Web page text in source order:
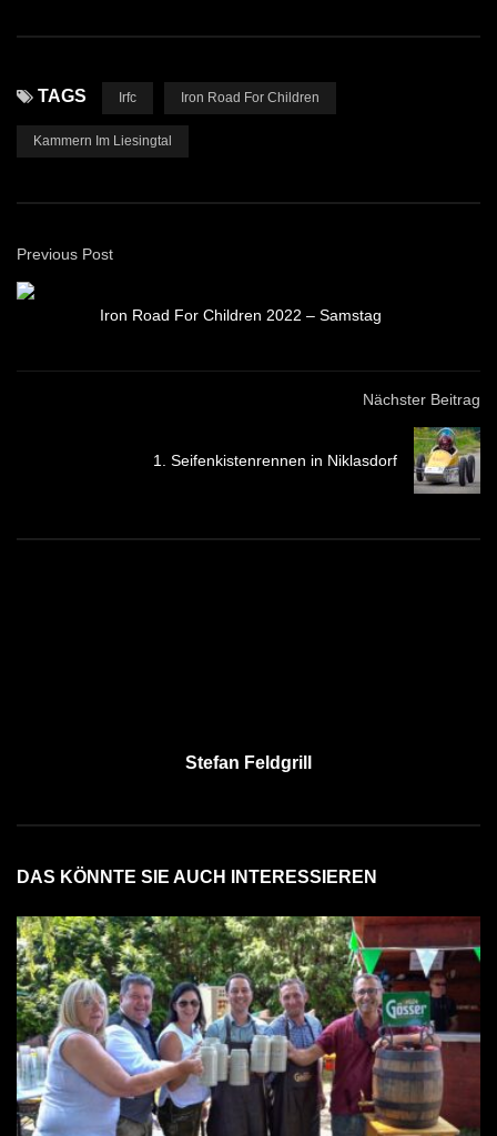
TAGS Irfc Iron Road For Children
Kammern Im Liesingtal
Previous Post
Iron Road For Children 2022 – Samstag
Nächster Beitrag
1. Seifenkistenrennen in Niklasdorf
Stefan Feldgrill
DAS KÖNNTE SIE AUCH INTERESSIEREN